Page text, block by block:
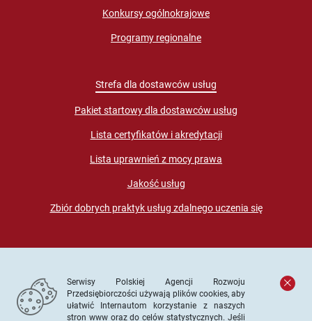
Konkursy ogólnokrajowe
Programy regionalne
Strefa dla dostawców usług
Pakiet startowy dla dostawców usług
Lista certyfikatów i akredytacji
Lista uprawnień z mocy prawa
Jakość usług
Zbiór dobrych praktyk usług zdalnego uczenia się
Serwisy Polskiej Agencji Rozwoju
Przedsiębiorczości używają plików cookies, aby
ułatwić Internautom korzystanie z naszych
stron www oraz do celów statystycznych. Jeśli